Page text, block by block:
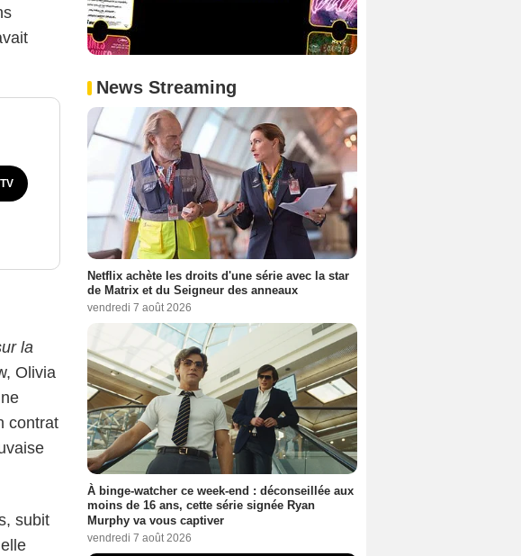
la
Olivia
contrat
subit
News Streaming
Netflix achète les droits d'une série avec la star
de Matrix et du Seigneur des anneaux
vendredi 7 août 2026
À binge-watcher ce week-end : déconseillée aux
moins de 16 ans, cette série signée Ryan
Murphy va vous captiver
vendredi 7 août 2026